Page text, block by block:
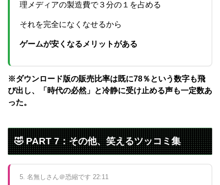
理メディアの製造費で３分の１を占める
それを完全になくなせるから
ゲームが安くなるメリットがある
※ダウンロード版の販売比率は既に78％という数字も飛
び出し、「時代の必然」と冷静に受け止める声も一定数あ
った。
🤣 PART 7：その他、笑えるツッコミ集
5. 名無しさん＠恐縮です 22:11